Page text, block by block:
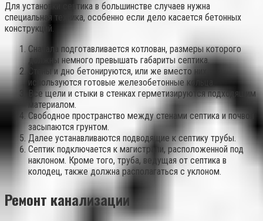
Для установки септика в большинстве случаев нужна
специальная техника, особенно если дело касается бетонных
конструкций.
Сначала подготавливается котлован, размеры которого
должны немного превышать габариты септика.
Стены и дно бетонируются, или же вместо них
используются готовые железобетонные кольца.
Все щели и стыки в стенках герметизируются подходящим
материалом.
Свободное пространство между стенами септика и почвой
засыпаются грунтом.
Далее устанавливаются подводящие к септику трубы.
Септик подключается к магистрали, расположенной под
наклоном. Кроме того, труба, ведущая от септика в
колодец, также должна располагаться с уклоном.
Ремонт канализации